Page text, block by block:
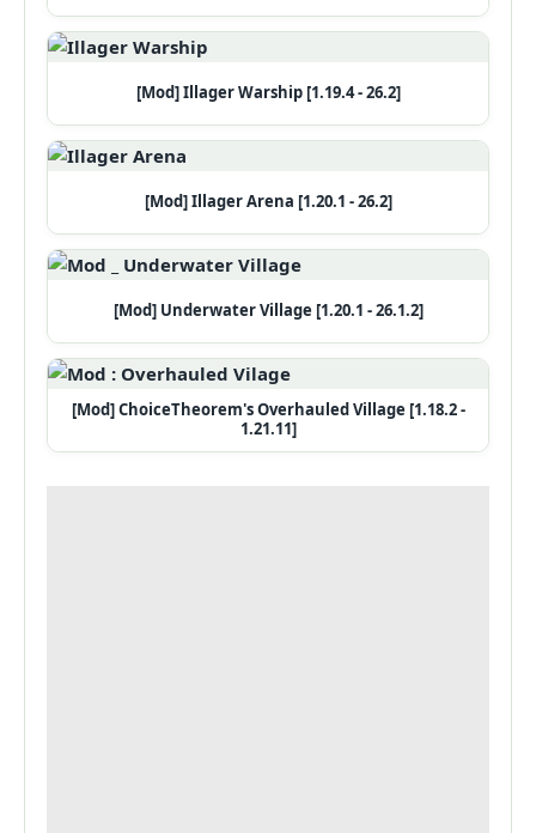
[Mod] Illager Warship [1.19.4 - 26.2]
[Mod] Illager Arena [1.20.1 - 26.2]
[Mod] Underwater Village [1.20.1 - 26.1.2]
[Mod] ChoiceTheorem's Overhauled Village [1.18.2 -
1.21.11]